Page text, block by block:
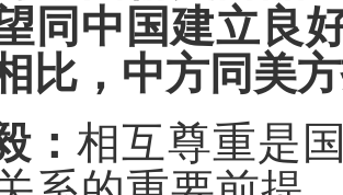
同中国建立良
比，中方同美
：相互尊重是